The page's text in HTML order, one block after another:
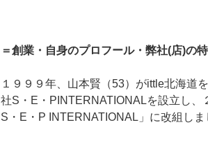
＝創業・自身のプロフール・弊社(店)の
１９９９年、山本賢（53）がittle北海道
社S・E・PINTERNATIONALを設立し、
S・E・P INTERNATIONAL」に改組しま